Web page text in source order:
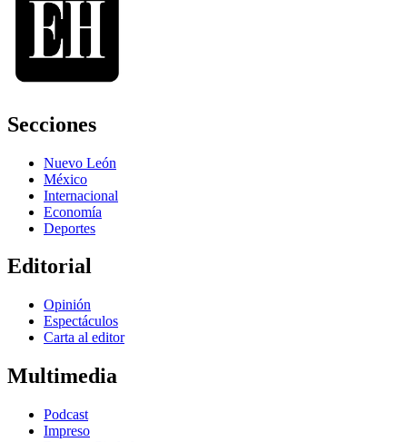
Secciones
Nuevo León
México
Internacional
Economía
Deportes
Editorial
Opinión
Espectáculos
Carta al editor
Multimedia
Podcast
Impreso